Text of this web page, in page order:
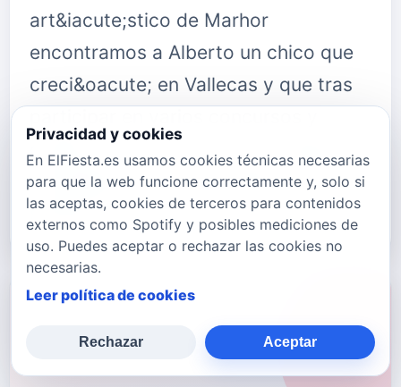
art&iacute;stico de Marhor
encontramos a Alberto un chico que
creci&oacute; en Vallecas y que tras
quedar en posiciones muy notables
decidi&oacute; que la m&uacute;sica
ser&iacute;a …
Privacidad y cookies
En ElFiesta.es usamos cookies técnicas necesarias
para que la web funcione correctamente y, solo si
las aceptas, cookies de terceros para contenidos
externos como Spotify y posibles mediciones de
uso. Puedes aceptar o rechazar las cookies no
necesarias.
Leer política de cookies
Rechazar Aceptar